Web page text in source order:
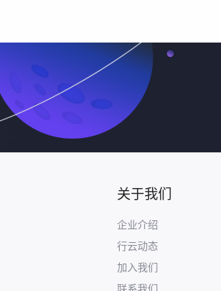
关于我们
企业介绍
行云动态
加入我们
联系我们